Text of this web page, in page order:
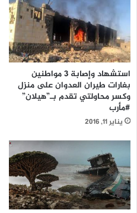
استشهاد وإصابة 3 مواطنين
بغارات طيران العدوان على منزل
وكسر محاولتي تقدم بـ”هيلان”
#مأرب
يناير 11, 2016